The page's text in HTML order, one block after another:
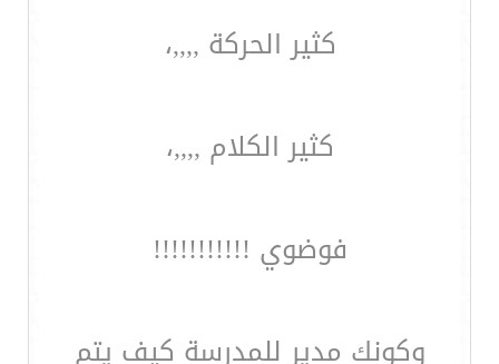
كثير الحركة ,,,,،
كثير الكلام ,,,,،
فوضوي !!!!!!!!!!!
وكونك مدير للمدرسة كيف يتم